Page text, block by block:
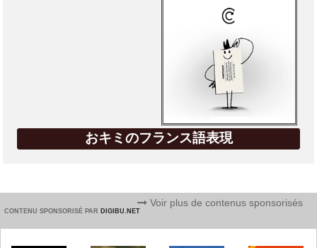
おキミのフランス語表現
CONTENU SPONSORISÉ PAR DIGIBU.NET
Voir plus de contenus sponsorisés